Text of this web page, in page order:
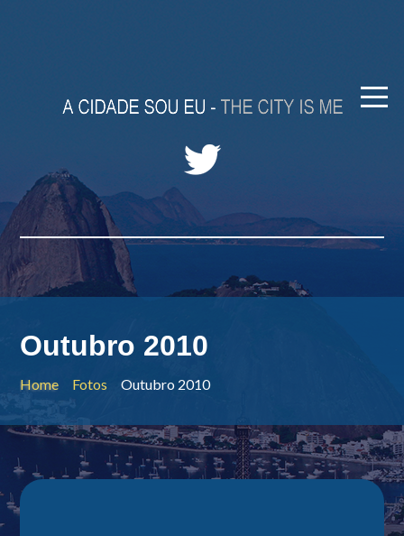
Outubro 2010
Home Fotos Outubro 2010